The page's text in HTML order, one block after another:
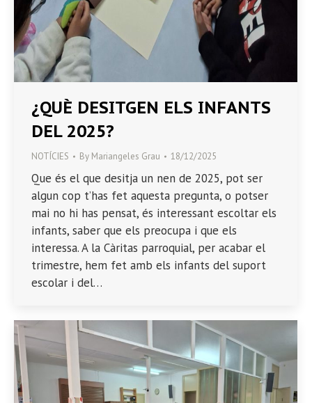
¿QUÈ DESITGEN ELS INFANTS
DEL 2025?
NOTÍCIES By Mariangeles Grau 18/12/2025
Que és el que desitja un nen de 2025, pot ser
algun cop t’has fet aquesta pregunta, o potser
mai no hi has pensat, és interessant escoltar els
infants, saber que els preocupa i que els
interessa. A la Càritas parroquial, per acabar el
trimestre, hem fet amb els infants del suport
escolar i del…